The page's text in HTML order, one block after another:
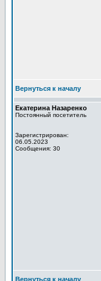
Вернуться к началу
Екатерина Назаренко
Постоянный посетитель
Зарегистрирован:
06.05.2023
Сообщения: 30
Вернуться к началу